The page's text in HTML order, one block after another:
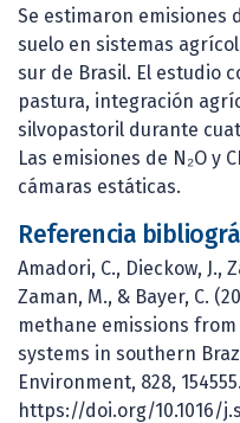
Se estimaron emisiones
suelo en sistemas
sur de Brasil. El estudio
pastura, integración
silvopastoril durante
Las emisiones de N₂O y
cámaras estáticas.
Referencia
Amadori, C., Dieckow, J.,
Zaman, M., & Bayer, C.
methane emissions
systems in southern
Environment, 828, 154555.
https://doi.org/10.1016/